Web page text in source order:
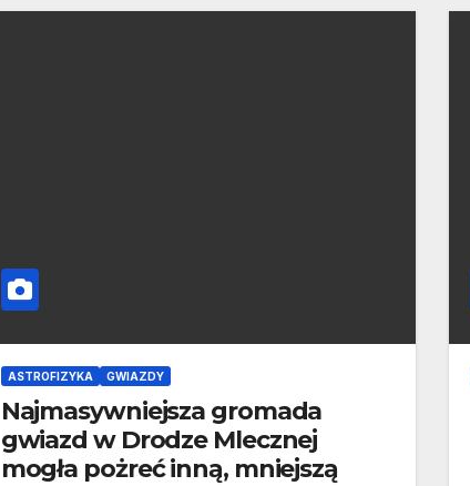
ASTROFIZYKA GWIAZDY
Najmasywniejsza gromada
gwiazd w Drodze Mlecznej
mogła pożreć inną, mniejszą